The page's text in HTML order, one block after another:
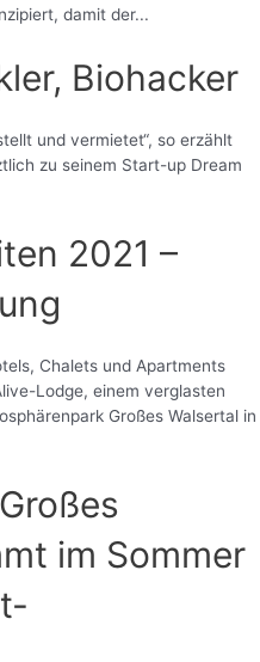
damit der...
Biohacker
und vermietet“, so erzählt
zu seinem Start-up Dream
2021 –
Chalets und Apartments
Lodge, einem verglasten
Großes Walsertal in
im Sommer